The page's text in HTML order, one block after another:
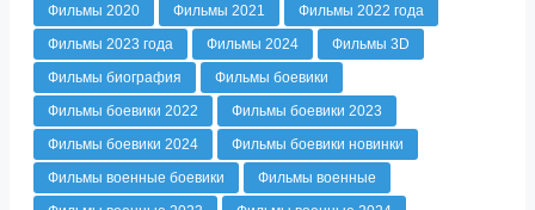
Фильмы 2020 Фильмы 2021
Фильмы 2022 года
Фильмы 2023 года
Фильмы 2024
Фильмы 3D
Фильмы биография
Фильмы боевики
Фильмы боевики 2022
Фильмы боевики 2023
Фильмы боевики 2024
Фильмы боевики новинки
Фильмы военные боевики
Фильмы военные